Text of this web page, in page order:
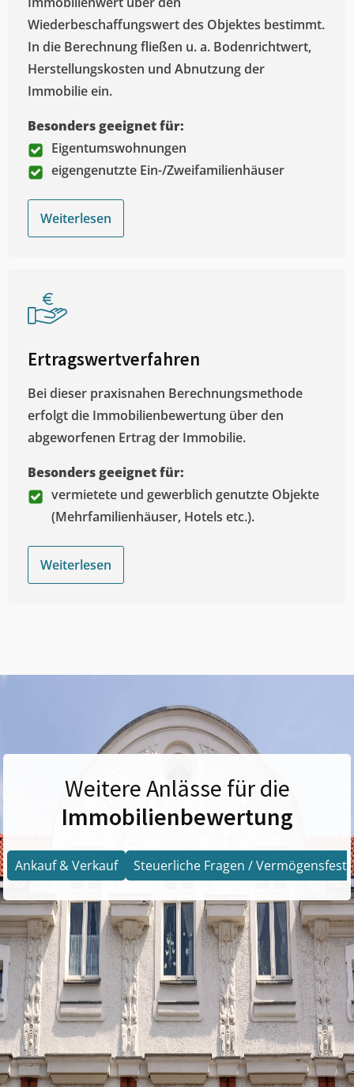
Wiederbeschaffungswert des Objektes bestimmt.
In die Berechnung fließen u. a. Bodenrichtwert,
Herstellungskosten und Abnutzung der
Immobilie ein.
Besonders geeignet für:
Eigentumswohnungen
eigengenutzte Ein-/Zweifamilienhäuser
Weiterlesen
Ertragswertverfahren
Bei dieser praxisnahen Berechnungsmethode
erfolgt die Immobilienbewertung über den
abgeworfenen Ertrag der Immobilie.
Besonders geeignet für:
vermietete und gewerblich genutzte Objekte
(Mehrfamilienhäuser, Hotels etc.).
Weiterlesen
Weitere Anlässe für die
Immobilienbewertung
Ankauf & Verkauf Steuerliche Fragen /